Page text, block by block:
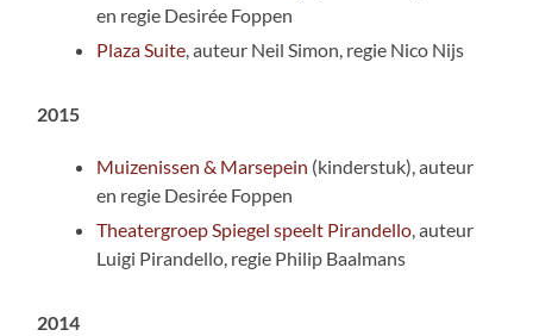
en regie Desirée Foppen
Plaza Suite, auteur Neil Simon, regie Nico Nijs
2015
Muizenissen & Marsepein (kinderstuk), auteur
en regie Desirée Foppen
Theatergroep Spiegel speelt Pirandello, auteur
Luigi Pirandello, regie Philip Baalmans
2014